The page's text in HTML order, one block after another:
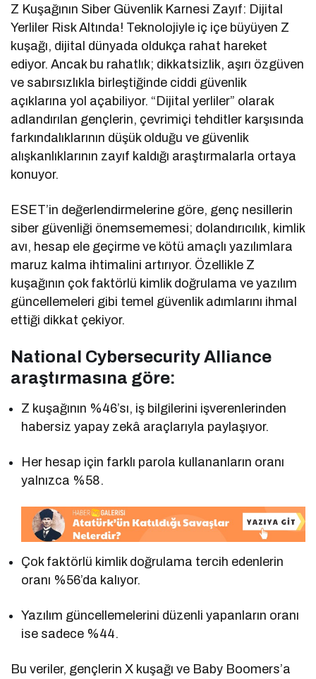
Z Kuşağının Siber Güvenlik Karnesi Zayıf: Dijital
Yerliler Risk Altında! Teknolojiyle iç içe büyüyen Z
kuşağı, dijital dünyada oldukça rahat hareket
ediyor. Ancak bu rahatlık; dikkatsizlik, aşırı özgüven
ve sabırsızlıkla birleştiğinde ciddi güvenlik
açıklarına yol açabiliyor. “Dijital yerliler” olarak
adlandırılan gençlerin, çevrimiçi tehditler karşısında
farkındalıklarının düşük olduğu ve güvenlik
alışkanlıklarının zayıf kaldığı araştırmalarla ortaya
konuyor.
ESET’in değerlendirmelerine göre, genç nesillerin
siber güvenliği önemsememesi; dolandırıcılık, kimlik
avı, hesap ele geçirme ve kötü amaçlı yazılımlara
maruz kalma ihtimalini artırıyor. Özellikle Z
kuşağının çok faktörlü kimlik doğrulama ve yazılım
güncellemeleri gibi temel güvenlik adımlarını ihmal
ettiği dikkat çekiyor.
National Cybersecurity Alliance
araştırmasına göre:
Z kuşağının %46’sı, iş bilgilerini işverenlerinden
habersiz yapay zekâ araçlarıyla paylaşıyor.
Her hesap için farklı parola kullananların oranı
yalnızca %58.
Çok faktörlü kimlik doğrulama tercih edenlerin
oranı %56’da kalıyor.
Yazılım güncellemelerini düzenli yapanların oranı
ise sadece %44.
Bu veriler, gençlerin X kuşağı ve Baby Boomers’a